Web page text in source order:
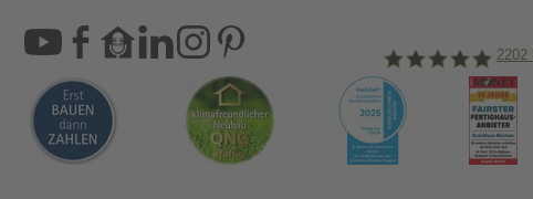
ScanHaus Marlow
2202